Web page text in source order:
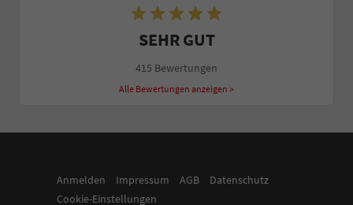
SEHR GUT
415 Bewertungen
Alle Bewertungen anzeigen >
Anmelden Impressum AGB
Datenschutz
Cookie-Einstellungen